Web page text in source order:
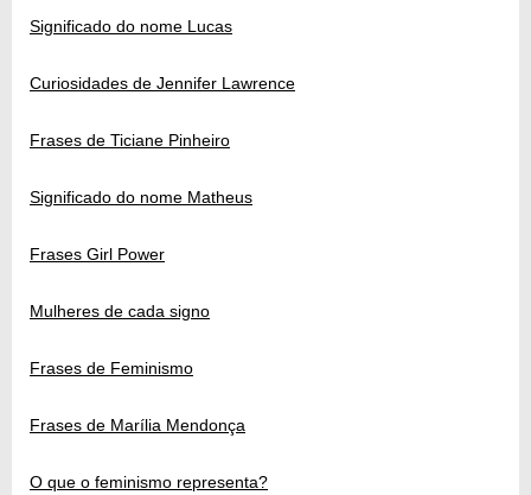
Significado do nome Lucas
Curiosidades de Jennifer Lawrence
Frases de Ticiane Pinheiro
Significado do nome Matheus
Frases Girl Power
Mulheres de cada signo
Frases de Feminismo
Frases de Marília Mendonça
O que o feminismo representa?